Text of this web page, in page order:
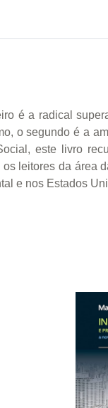
é a radical
o segundo é a
este livro
leitores da área
e nos Estados